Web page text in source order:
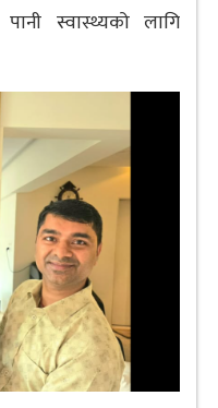
स्वास्थ्यको लागि